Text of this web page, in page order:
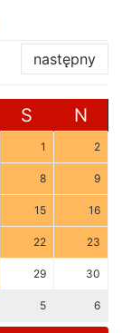
następny
S N
1 2
8 9
15 16
22 23
29 30
5 6